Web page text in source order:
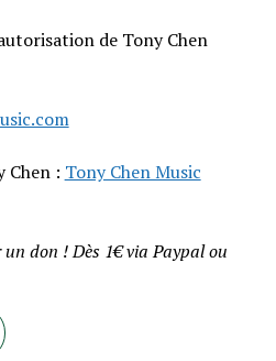
de Tony Chen
Chen : Tony Chen Music
don ! Dès 1€ via Paypal ou